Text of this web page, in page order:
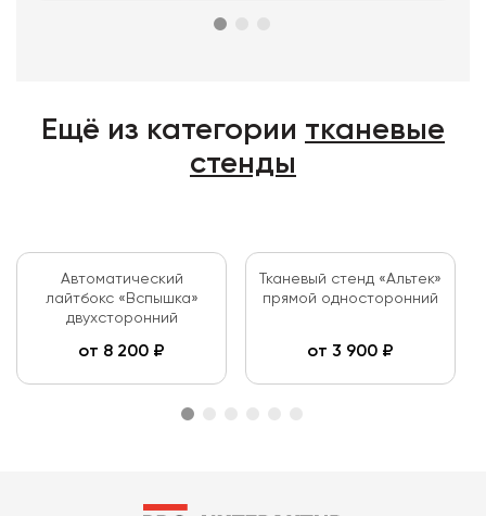
Ещё из категории тканевые
стенды
Автоматический
лайтбокс «Вспышка»
двухсторонний
от 8 200 ₽
Тканевый стенд «Альтек»
прямой односторонний
от 3 900 ₽